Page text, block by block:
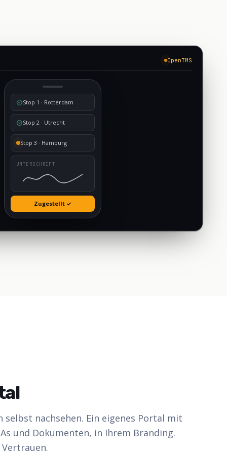
OpenTMS
Stop 1 · Rotterdam
Stop 2 · Utrecht
Stop 3 · Hamburg
UNTERSCHRIFT
Zugestellt ✓
selbst nachsehen. Ein eigenes Portal mit
und Dokumenten, in Ihrem Branding.